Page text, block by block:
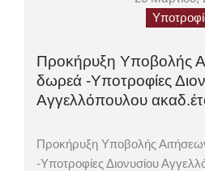
Προκήρυξη Υποβολής
δωρεά -Υποτροφίες
Αγγελλόπουλου
Προκήρυξη Υποβολής
-Υποτροφίες Διονυσίου